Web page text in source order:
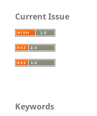
Current Issue
Keywords